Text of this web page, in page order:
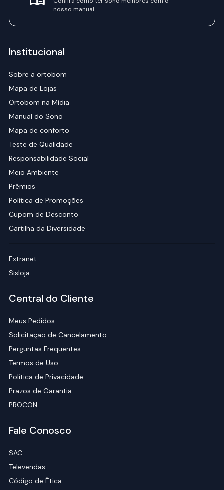
nosso manual.
Institucional
Sobre a ortobom
Mapa de Lojas
Ortobom na Mídia
Manual do Sono
Mapa de conforto
Teste de Qualidade
Responsabilidade Social
Meio Ambiente
Prêmios
Política de Promoções
Cupom de Desconto
Cartilha da Diversidade
Extranet
Sisloja
Central do Cliente
Meus Pedidos
Solicitação de Cancelamento
Perguntas Frequentes
Termos de Uso
Política de Privacidade
Prazos de Garantia
PROCON
Fale Conosco
SAC
Televendas
Código de Ética